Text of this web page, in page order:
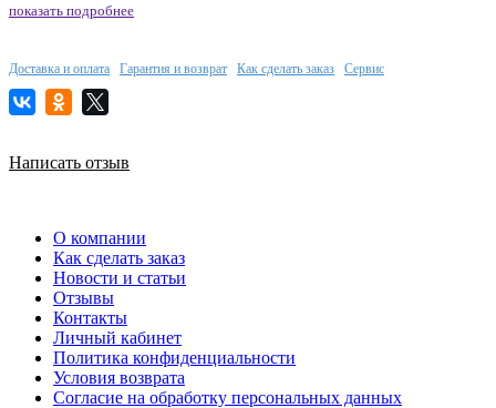
показать подробнее
Доставка и оплата Гарантия и возврат Как сделать заказ Сервис
Написать отзыв
О компании
Как сделать заказ
Новости и статьи
Отзывы
Контакты
Личный кабинет
Политика конфиденциальности
Условия возврата
Согласие на обработку персональных данных